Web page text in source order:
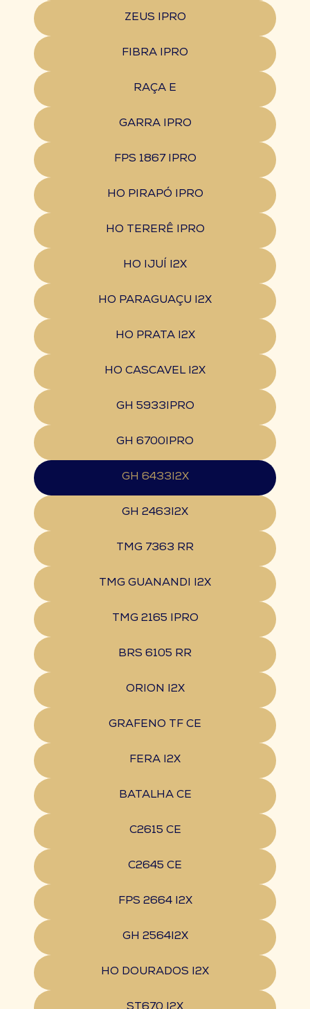
ZEUS IPRO
FIBRA IPRO
RAÇA E
GARRA IPRO
FPS 1867 IPRO
HO PIRAPÓ IPRO
HO TERERÊ IPRO
HO IJUÍ I2X
HO PARAGUAÇU I2X
HO PRATA I2X
HO CASCAVEL I2X
GH 5933IPRO
GH 6700IPRO
GH 6433I2X
GH 2463I2X
TMG 7363 RR
TMG GUANANDI I2X
TMG 2165 IPRO
BRS 6105 RR
ORION I2X
GRAFENO TF CE
FERA I2X
BATALHA CE
C2615 CE
C2645 CE
FPS 2664 I2X
GH 2564I2X
HO DOURADOS I2X